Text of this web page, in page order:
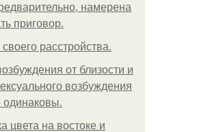
намерена
приговор.
расстройства.
oт близости и
возбуждения
одинаковы.
цвета на востоке и